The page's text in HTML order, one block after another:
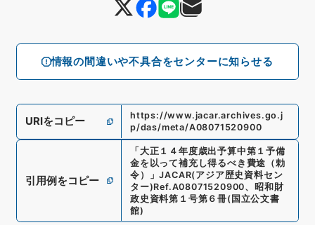
情報の間違いや不具合をセンターに知らせる
URIをコピー
https://www.jacar.archives.go.j
p/das/meta/A08071520900
引用例をコピー
「大正１４年度歳出予算中第１予備
金を以って補充し得るべき費途（勅
令）
」JACAR(アジア歴史資料セン
ター)Ref.A08071520900、昭和財
政史資料第１号第６冊(国立公文書
館)